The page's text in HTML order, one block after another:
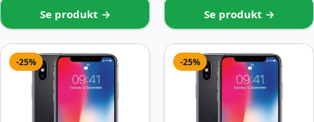
Se produkt → Se produkt →
-25% -25%